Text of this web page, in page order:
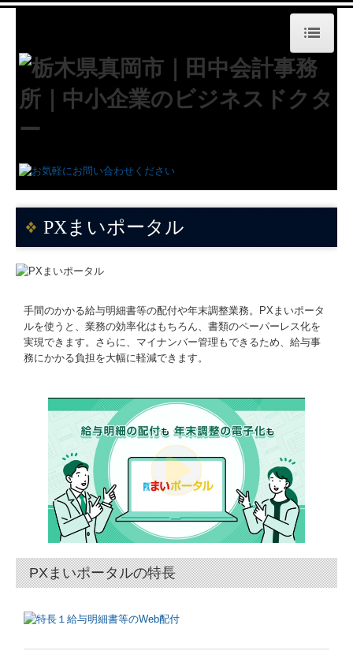
ホーム
ご挨拶
業績改善対策検討会
決算報告会及び次期経営計画策定会
保険代理店等における勧誘方針
料金について
田中会計ネットワーク
リンク集
よくある質問
求人情報
早期経営改善計画の策定支援
PXまいポータル
手間のかかる給与明細書等の配付や年末調整業務。PXまいポータ
ルを使うと、業務の効率化はもちろん、書類のペーパーレス化を
実現できます。さらに、マイナンバー管理もできるため、給与事
務にかかる負担を大幅に軽減できます。
PXまいポータルの特長